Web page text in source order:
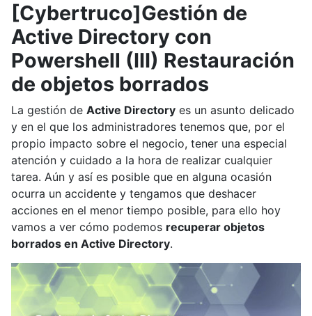
[Cybertruco]Gestión de
Active Directory con
Powershell (III) Restauración
de objetos borrados
La gestión de Active Directory es un asunto delicado
y en el que los administradores tenemos que, por el
propio impacto sobre el negocio, tener una especial
atención y cuidado a la hora de realizar cualquier
tarea. Aún y así es posible que en alguna ocasión
ocurra un accidente y tengamos que deshacer
acciones en el menor tiempo posible, para ello hoy
vamos a ver cómo podemos recuperar objetos
borrados en Active Directory.